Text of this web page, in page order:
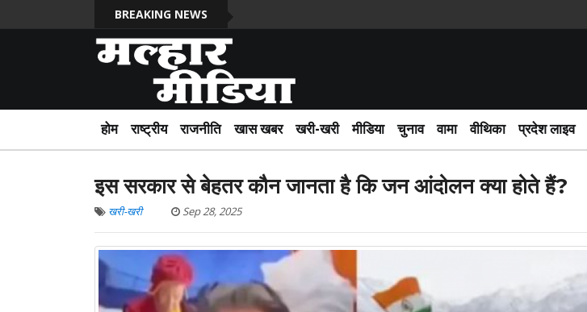
BREAKING NEWS
होम राष्ट्रीय राजनीति खास खबर खरी-खरी मीडिया चुनाव वामा वीथिका प्रदेश लाइव
इस सरकार से बेहतर कौन जानता है कि जन आंदोलन क्या होते हैं?
खरी-खरी Sep 28, 2025